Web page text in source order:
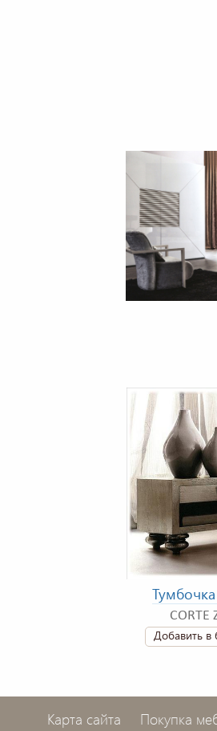
CORTE
Добавить в
Карта сайта Покупка